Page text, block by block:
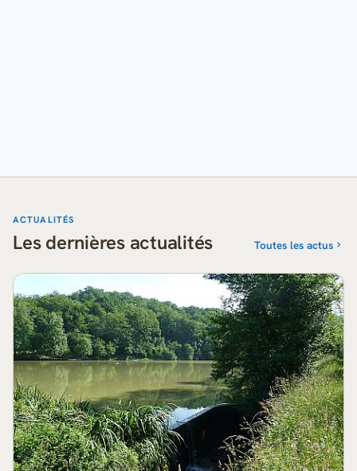
ACTUALITÉS
Les dernières actualités Toutes les actus